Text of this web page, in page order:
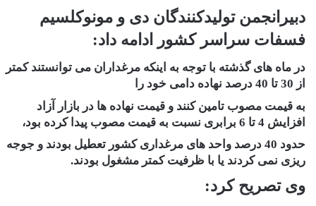
دبیرانجمن تولیدکنندگان دی و مونوکلسیم
فسفات سراسر کشور ادامه داد:
در ماه های گذشته با توجه به اینکه مرغداران می توانستند کمتر
از 30 تا 40 درصد نهاده دامی خود را
به قیمت مصوب تامین کنند و قیمت نهاده ها در بازار آزاد
افزایش 4 تا 6 برابری نسبت به قیمت مصوب پیدا کرده بود،
حدود 40 درصد واحد های مرغداری کشور تعطیل بودند و جوجه
ریزی نمی کردند یا با ظرفیت کمتر مشغول بودند.
وی تصریح کرد: